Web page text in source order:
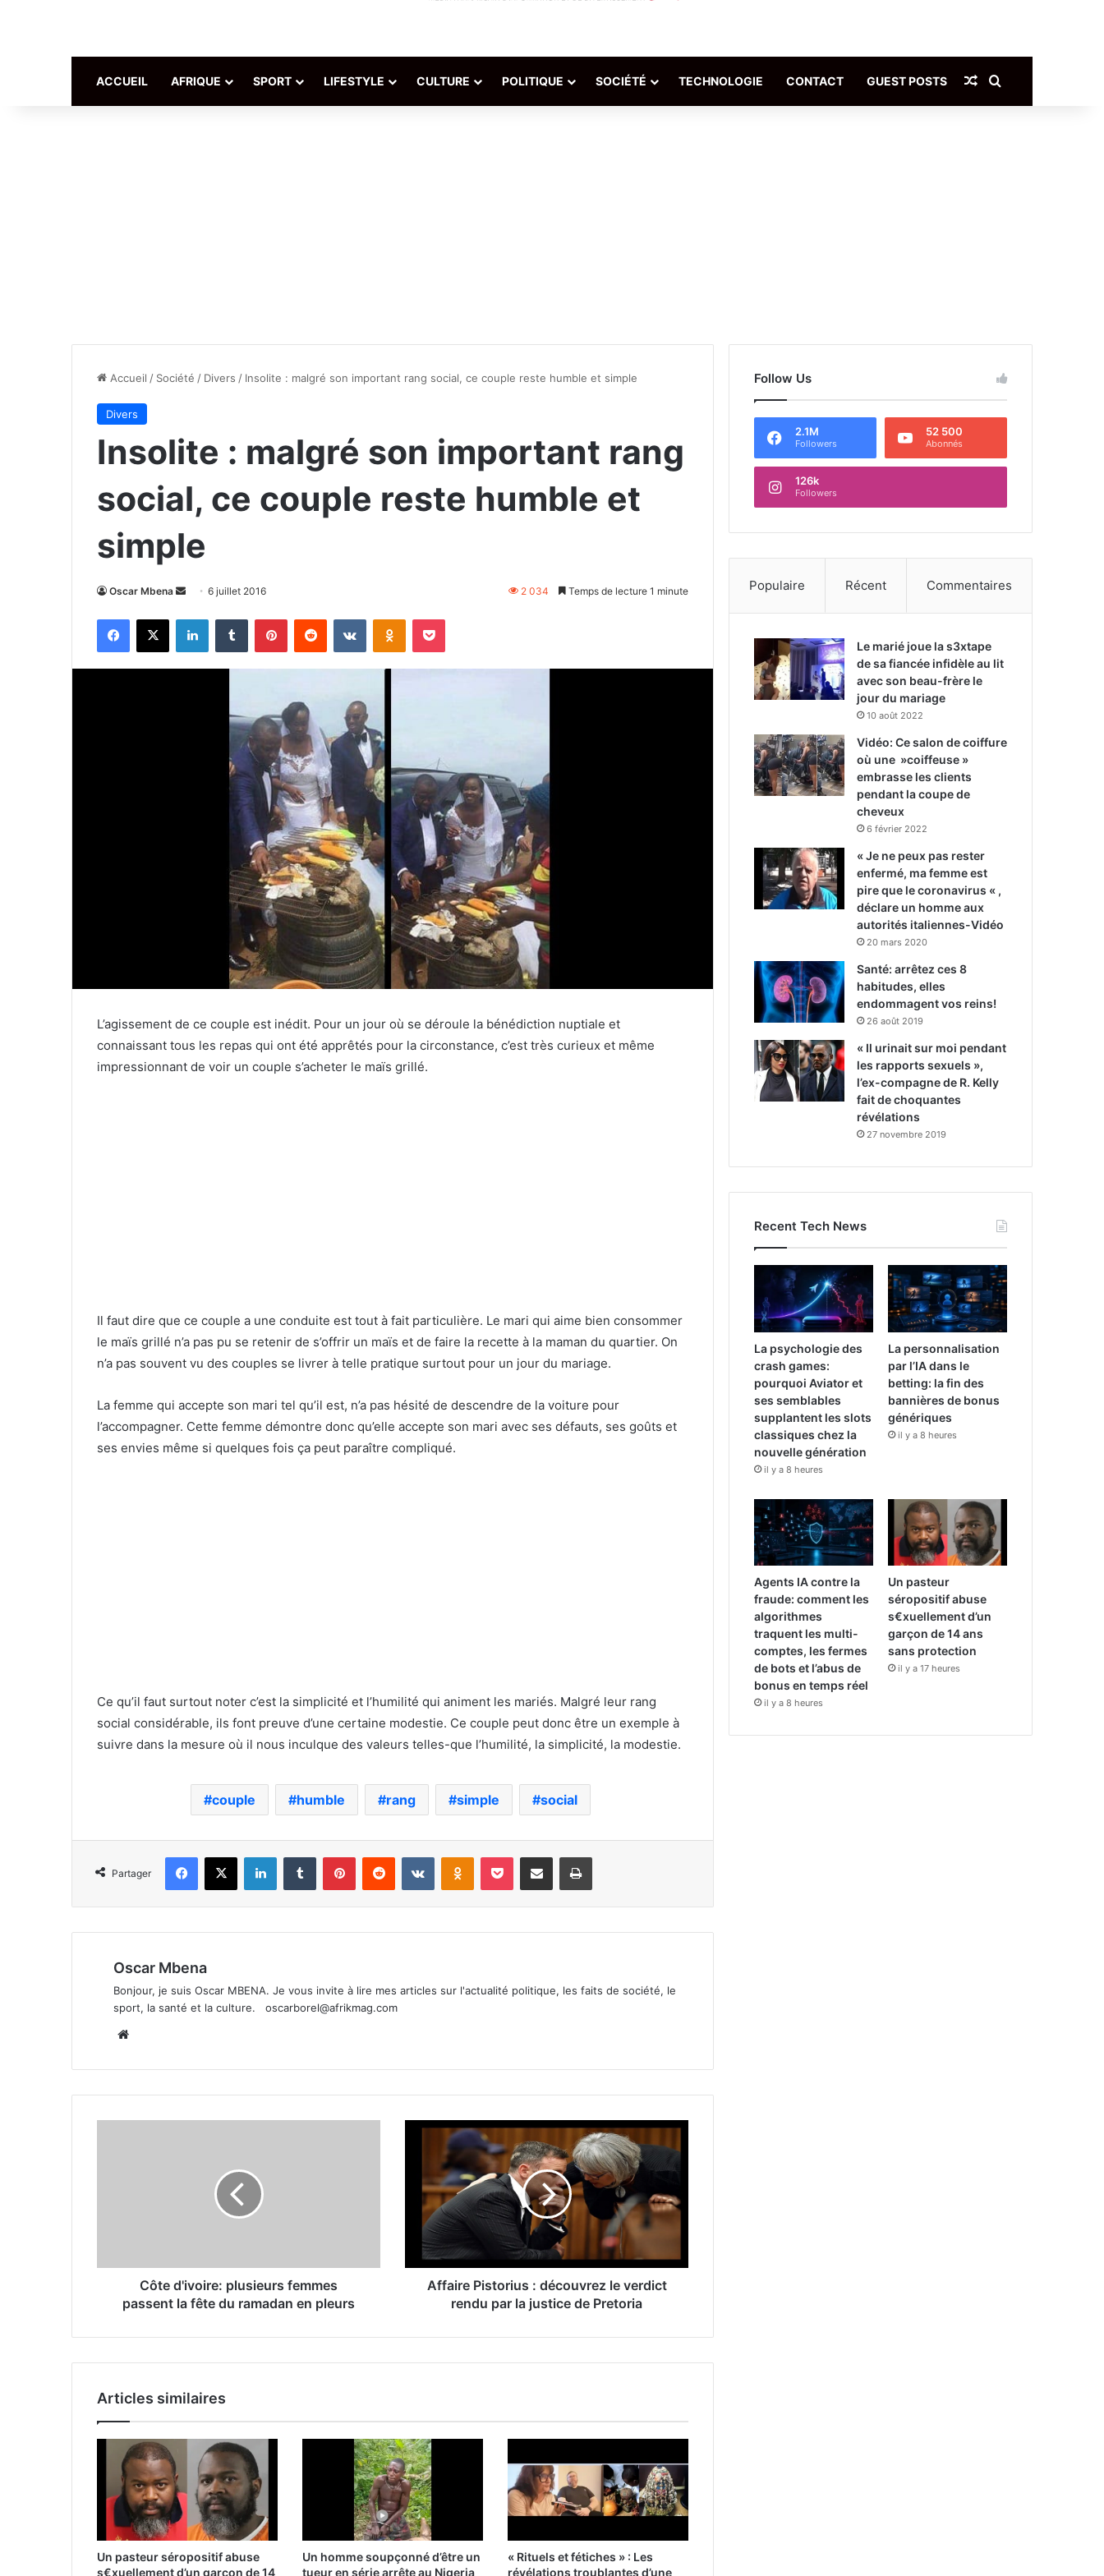
ACCUEIL AFRIQUE SPORT LIFESTYLE CULTURE POLITIQUE SOCIÉTÉ TECHNOLOGIE CONTACT GUEST POSTS Article Aléatoire
Accueil / Société / Divers / Insolite : malgré son important rang social, ce couple reste humble et simple
Divers
Insolite : malgré son important rang
social, ce couple reste humble et
simple
Oscar Mbena
Envoyer
courriel
6 juillet 2016 2 034 Temps de lecture 1 minute
Facebook
X LinkedinTumblr PinterestReddit VKontakteOdnoklassniki
Pocket
L’agissement de ce couple est inédit. Pour un jour où se déroule la bénédiction nuptiale et
connaissant tous les repas qui ont été apprêtés pour la circonstance, c’est très curieux et même
impressionnant de voir un couple s’acheter le maïs grillé.
Il faut dire que ce couple a une conduite est tout à fait particulière. Le mari qui aime bien consommer
le maïs grillé n’a pas pu se retenir de s’offrir un maïs et de faire la recette à la maman du quartier. On
n’a pas souvent vu des couples se livrer à telle pratique surtout pour un jour du mariage.
La femme qui accepte son mari tel qu’il est, n’a pas hésité de descendre de la voiture pour
l’accompagner. Cette femme démontre donc qu’elle accepte son mari avec ses défauts, ses goûts et
ses envies même si quelques fois ça peut paraître compliqué.
Ce qu’il faut surtout noter c’est la simplicité et l’humilité qui animent les mariés. Malgré leur rang
social considérable, ils font preuve d’une certaine modestie. Ce couple peut donc être un exemple à
suivre dans la mesure où il nous inculque des valeurs telles-que l’humilité, la simplicité, la modestie.
couple humble rang simple social
Partager
Facebook
X LinkedinTumblr PinterestReddit VKontakteOdnoklassniki
Pocket Partager par email Imprimer
Oscar Mbena
Bonjour, je suis Oscar MBENA. Je vous invite à lire mes articles sur l'actualité politique, les faits de société, le
sport, la santé et la culture. oscarborel@afrikmag.com
Côte d'ivoire: plusieurs femmes
passent la fête du ramadan en pleurs
Affaire Pistorius : découvrez le verdict
rendu par la justice de Pretoria
Articles similaires
Un pasteur séropositif abuse
s€xuellement d’un garçon de 14
Un homme soupçonné d’être un
tueur en série arrête au Nigeria
« Rituels et fétiches » : Les
révélations troublantes d’une
Follow Us
2.1M
Followers
52 500
Abonnés
126k
Followers
Populaire Récent Commentaires
Le marié joue la s3xtape
de sa fiancée infidèle au lit
avec son beau-frère le
jour du mariage
10 août 2022
Vidéo: Ce salon de coiffure
où une »coiffeuse »
embrasse les clients
pendant la coupe de
cheveux
6 février 2022
« Je ne peux pas rester
enfermé, ma femme est
pire que le coronavirus « ,
déclare un homme aux
autorités italiennes-Vidéo
20 mars 2020
Santé: arrêtez ces 8
habitudes, elles
endommagent vos reins!
26 août 2019
« Il urinait sur moi pendant
les rapports sexuels »,
l’ex-compagne de R. Kelly
fait de choquantes
révélations
27 novembre 2019
Recent Tech News
La psychologie des
crash games:
pourquoi Aviator et
ses semblables
supplantent les slots
classiques chez la
nouvelle génération
il y a 8 heures
La personnalisation
par l’IA dans le
betting: la fin des
bannières de bonus
génériques
il y a 8 heures
Agents IA contre la
fraude: comment les
algorithmes
traquent les multi-
comptes, les fermes
de bots et l’abus de
bonus en temps réel
il y a 8 heures
Un pasteur
séropositif abuse
s€xuellement d’un
garçon de 14 ans
sans protection
il y a 17 heures